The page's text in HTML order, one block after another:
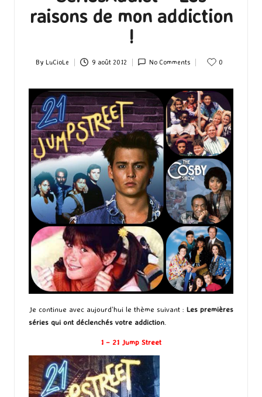
raisons de mon addiction
!
Posted
By LuCioLe 9 août 2012 No Comments 0
Je continue avec aujourd’hui le thème suivant : Les premières
séries qui ont déclenchés votre addiction.
1 – 21 Jump Street